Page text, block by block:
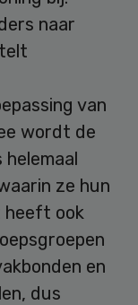
naar
van
wordt de
ze hun
heeft ook
en
dus